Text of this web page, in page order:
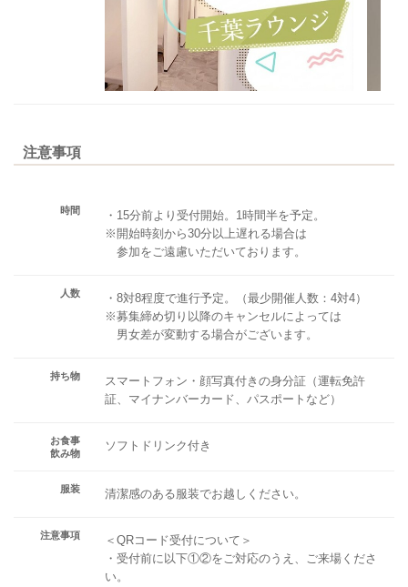
注意事項
時間
・15分前より受付開始。1時間半を予定。
※開始時刻から30分以上遅れる場合は
参加をご遠慮いただいております。
人数
・8対8程度で進行予定。（最少開催人数：4対4）
※募集締め切り以降のキャンセルによっては
男女差が変動する場合がございます。
持ち物
スマートフォン・顔写真付きの身分証（運転免許
証、マイナンバーカード、パスポートなど）
お食事
飲み物
ソフトドリンク付き
服装 清潔感のある服装でお越しください。
注意事項
＜QRコード受付について＞
・受付前に以下①②をご対応のうえ、ご来場くださ
い。